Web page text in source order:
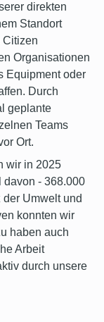
direkten
Standort
Citizen
Organisationen
Equipment oder
Durch
geplante
Teams
Ort.
wir in 2025
davon - 368.000
Umwelt und
konnten wir
haben auch
Arbeit
durch unsere